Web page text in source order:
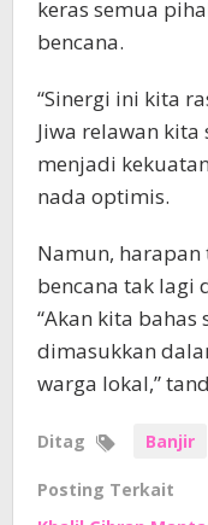
keras semua
bencana.
“Sinergi ini kita
Jiwa relawan
menjadi
nada optimis.
Namun,
bencana tak lagi
“Akan kita bahas
dimasukkan
warga lokal,”
Ditag Banjir
Posting Terkait